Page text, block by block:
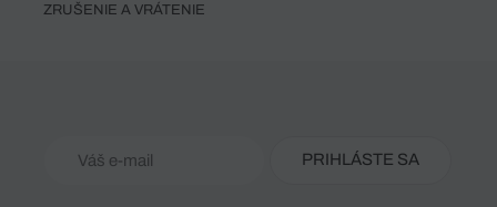
ZRUŠENIE A VRÁTENIE
PRIHLÁSTE SA